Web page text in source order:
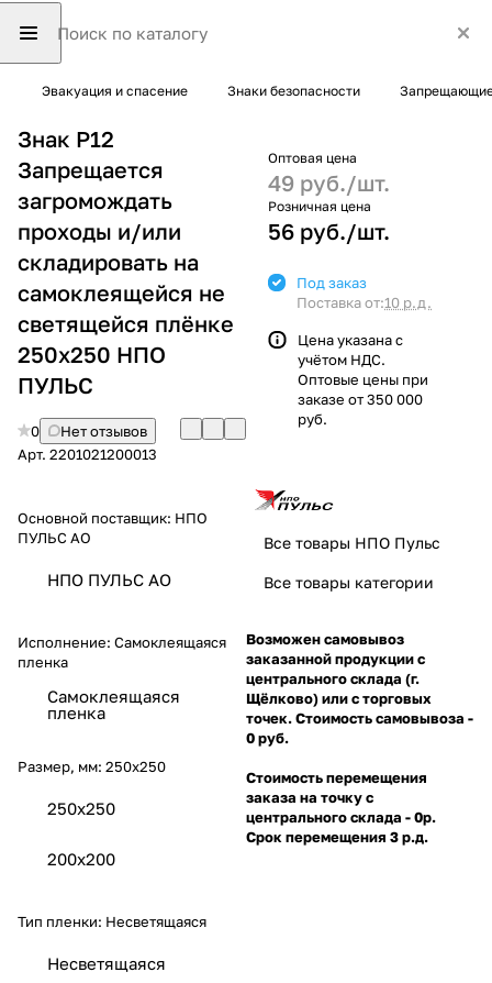
Эвакуация и спасение Знаки безопасности
Знак P12
Запрещается
загромождать
проходы и/или
складировать на
самоклеящейся не
светящейся плёнке
250х250 НПО
ПУЛЬС
0
Нет отзывов
Арт. 2201021200013
Основной поставщик: НПО
ПУЛЬС АО
НПО ПУЛЬС АО
Исполнение: Самоклеящаяся
пленка
Самоклеящаяся
пленка
Размер, мм: 250х250
250х250
200х200
Тип пленки: Несветящаяся
Несветящаяся
Оптовая цена
49 руб./шт.
Розничная цена
56 руб./шт.
Под заказ
Поставка от:10 р.д.
Цена указана с
учётом НДС.
Оптовые цены при
заказе от 350 000
руб.
Все товары НПО Пульс
Все товары категории
Возможен самовывоз
заказанной продукции с
центрального склада (г.
Щёлково) или с торговых
точек. Стоимость самовывоза -
0 руб.
Стоимость перемещения
заказа на точку с
центрального склада - 0р.
Срок перемещения 3 р.д.